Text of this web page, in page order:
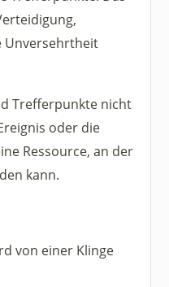
Unversehrtheit
Trefferpunkte nicht
oder die
Ressource, an der
kann.
von einer Klinge